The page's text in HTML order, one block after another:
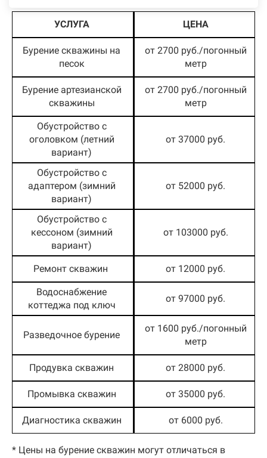
УСЛУГА ЦЕНА
Бурение скважины на
песок
от 2700 руб./погонный
метр
Бурение артезианской
скважины
от 2700 руб./погонный
метр
Обустройство с
оголовком (летний
вариант)
от 37000 руб.
Обустройство с
адаптером (зимний
вариант)
от 52000 руб.
Обустройство с
кессоном (зимний
вариант)
от 103000 руб.
Ремонт скважин от 12000 руб.
Водоснабжение
коттеджа под ключ
от 97000 руб.
Разведочное бурение
от 1600 руб./погонный
метр
Продувка скважин от 28000 руб.
Промывка скважин от 35000 руб.
Диагностика скважин от 6000 руб.
* Цены на бурение скважин могут отличаться в